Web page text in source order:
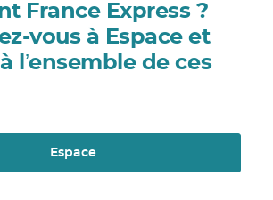
France Express ?
vous à Espace et
lʼensemble de ces
Espace